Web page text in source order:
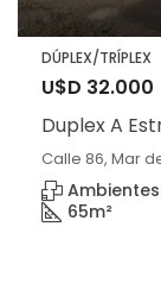
DÚPLEX/TRÍPLEX
U$D 32.000
Duplex A
65m²